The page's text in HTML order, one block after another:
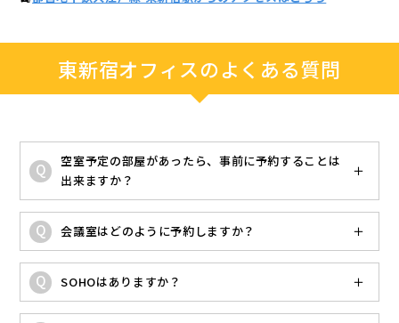
東新宿オフィスのよくある質問
空室予定の部屋があったら、事前に予約することは
出来ますか？
会議室はどのように予約しますか？
SOHOはありますか？